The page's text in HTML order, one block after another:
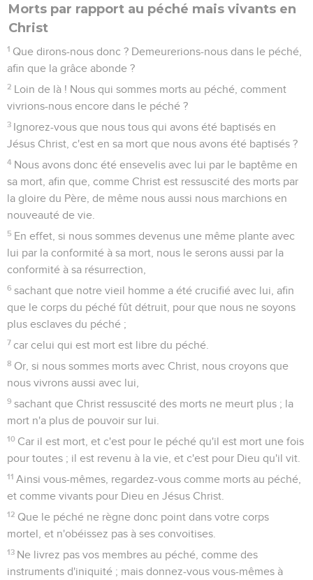
Morts par rapport au péché mais vivants en
Christ
1 Que dirons-nous donc ? Demeurerions-nous dans le péché,
afin que la grâce abonde ?
2 Loin de là ! Nous qui sommes morts au péché, comment
vivrions-nous encore dans le péché ?
3 Ignorez-vous que nous tous qui avons été baptisés en
Jésus Christ, c'est en sa mort que nous avons été baptisés ?
4 Nous avons donc été ensevelis avec lui par le baptême en
sa mort, afin que, comme Christ est ressuscité des morts par
la gloire du Père, de même nous aussi nous marchions en
nouveauté de vie.
5 En effet, si nous sommes devenus une même plante avec
lui par la conformité à sa mort, nous le serons aussi par la
conformité à sa résurrection,
6 sachant que notre vieil homme a été crucifié avec lui, afin
que le corps du péché fût détruit, pour que nous ne soyons
plus esclaves du péché ;
7 car celui qui est mort est libre du péché.
8 Or, si nous sommes morts avec Christ, nous croyons que
nous vivrons aussi avec lui,
9 sachant que Christ ressuscité des morts ne meurt plus ; la
mort n'a plus de pouvoir sur lui.
10 Car il est mort, et c'est pour le péché qu'il est mort une fois
pour toutes ; il est revenu à la vie, et c'est pour Dieu qu'il vit.
11 Ainsi vous-mêmes, regardez-vous comme morts au péché,
et comme vivants pour Dieu en Jésus Christ.
12 Que le péché ne règne donc point dans votre corps
mortel, et n'obéissez pas à ses convoitises.
13 Ne livrez pas vos membres au péché, comme des
instruments d'iniquité ; mais donnez-vous vous-mêmes à